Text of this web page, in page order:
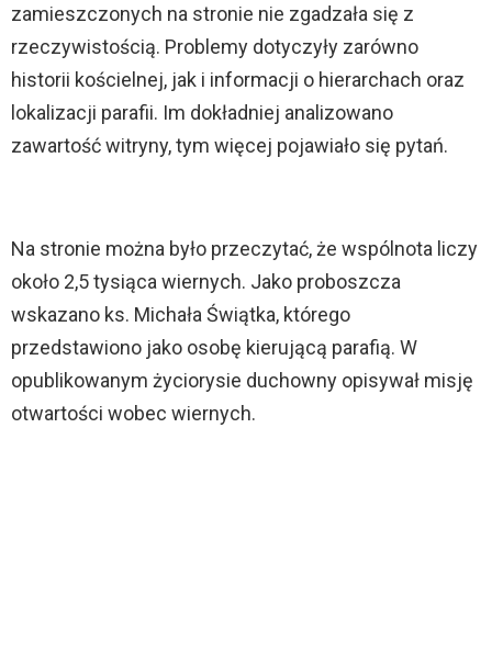
zamieszczonych na stronie nie zgadzała się z
rzeczywistością. Problemy dotyczyły zarówno
historii kościelnej, jak i informacji o hierarchach oraz
lokalizacji parafii. Im dokładniej analizowano
zawartość witryny, tym więcej pojawiało się pytań.
Na stronie można było przeczytać, że wspólnota liczy
około 2,5 tysiąca wiernych. Jako proboszcza
wskazano ks. Michała Świątka, którego
przedstawiono jako osobę kierującą parafią. W
opublikowanym życiorysie duchowny opisywał misję
otwartości wobec wiernych.